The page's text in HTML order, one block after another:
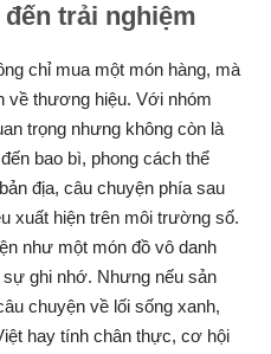
trải nghiệm
chỉ mua một món hàng, mà
về thương hiệu. Với nhóm
trọng nhưng không còn là
bao bì, phong cách thể
địa, câu chuyện phía sau
xuất hiện trên môi trường số.
như một món đồ vô danh
ghi nhớ. Nhưng nếu sản
chuyện về lối sống xanh,
hay tính chân thực, cơ hội